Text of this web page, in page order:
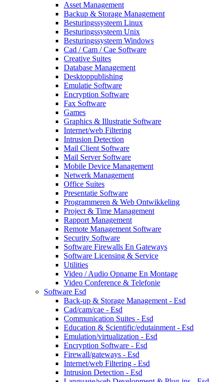
Asset Management
Backup & Storage Management
Besturingssysteem Linux
Besturingssysteem Unix
Besturingssysteem Windows
Cad / Cam / Cae Software
Creative Suites
Database Management
Desktoppublishing
Emulatie Software
Encryption Software
Fax Software
Games
Graphics & Illustratie Software
Internet/web Filtering
Intrusion Detection
Mail Client Software
Mail Server Software
Mobile Device Management
Netwerk Management
Office Suites
Presentatie Software
Programmeren & Web Ontwikkeling
Project & Time Management
Rapport Management
Remote Management Software
Security Software
Software Firewalls En Gateways
Software Licensing & Service
Utilities
Video / Audio Opname En Montage
Video Conference & Telefonie
Software Esd
Back-up & Storage Management - Esd
Cad/cam/cae - Esd
Communication Suites - Esd
Education & Scientific/edutainment - Esd
Emulation/virtualization - Esd
Encryption Software - Esd
Firewall/gateways - Esd
Internet/web Filtering - Esd
Intrusion Detection - Esd